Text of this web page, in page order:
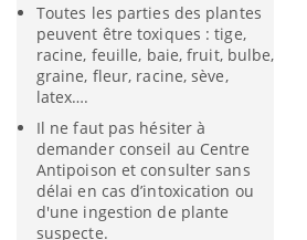
Toutes les parties des plantes
peuvent être toxiques : tige,
racine, feuille, baie, fruit, bulbe,
graine, fleur, racine, sève,
latex….
Il ne faut pas hésiter à
demander conseil au Centre
Antipoison et consulter sans
délai en cas d’intoxication ou
d'une ingestion de plante
suspecte.